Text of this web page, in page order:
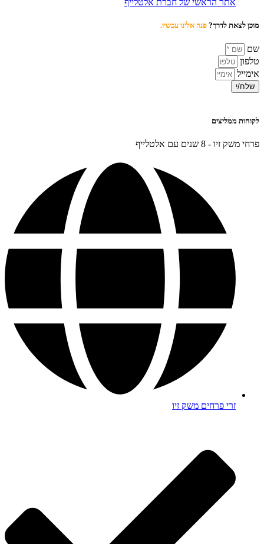
מוכן לצאת לדרך? פנה אלינו עכשיו.
שם
טלפון
אימייל
שלח/י
לקוחות ממליצים
פרחי משק זיו - 8 שנים עם אלטלייף
זרי פרחים משק זיו